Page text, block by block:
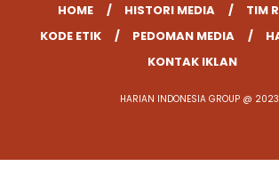
HOME HISTORI MEDIA
TIM
KODE ETIK
PEDOMAN MEDIA
KONTAK IKLAN
HARIAN INDONESIA GROUP @ 2023